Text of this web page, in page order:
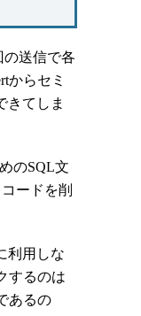
送信で各
からセミ
きてしま
のSQL文
ードを削
利用しな
するのは
あるの